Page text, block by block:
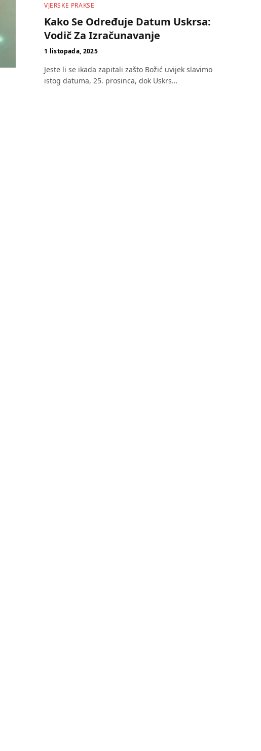
VJERSKE PRAKSE
Kako Se Određuje Datum Uskrsa:
Vodič Za Izračunavanje
1 listopada, 2025
Jeste li se ikada zapitali zašto Božić uvijek slavimo
istog datuma, 25. prosinca, dok Uskrs…